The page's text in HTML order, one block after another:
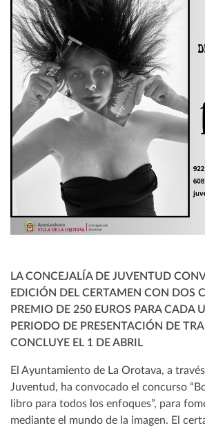
LA CONCEJALÍA DE JUVENTUD
EDICIÓN DEL CERTAMEN CON DOS
PREMIO DE 250 EUROS PARA CADA
PERIODO DE PRESENTACIÓN DE
CONCLUYE EL 1 DE ABRIL
El Ayuntamiento de La Orotava, a
Juventud, ha convocado el concurso
libro para todos los enfoques”, para
mediante el mundo de la imagen. El